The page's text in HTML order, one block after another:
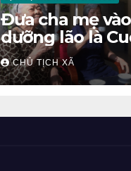
Đưa cha mẹ
dưỡng lão là
chiến tâm lý
CHỦ TỊCH XÃ